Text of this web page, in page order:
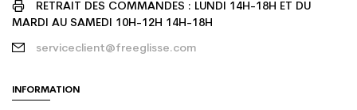
RETRAIT DES COMMANDES : LUNDI 14H-18H ET DU
MARDI AU SAMEDI 10H-12H 14H-18H
serviceclient@freeglisse.com
INFORMATION